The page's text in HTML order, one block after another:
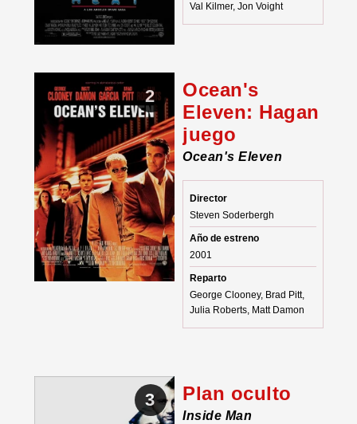
Val Kilmer, Jon Voight
2
Ocean's
Eleven: Hagan
juego
Ocean's Eleven
Director
Steven Soderbergh
Año de estreno
2001
Reparto
George Clooney, Brad Pitt,
Julia Roberts, Matt Damon
3 Plan oculto
Inside Man